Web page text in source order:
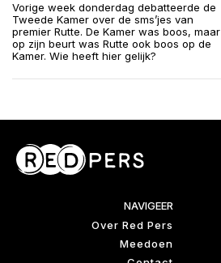
Vorige week donderdag debatteerde de
Tweede Kamer over de sms’jes van
premier Rutte. De Kamer was boos, maar
op zijn beurt was Rutte ook boos op de
Kamer. Wie heeft hier gelijk?
NAVIGEER
Over Red Pers
Meedoen